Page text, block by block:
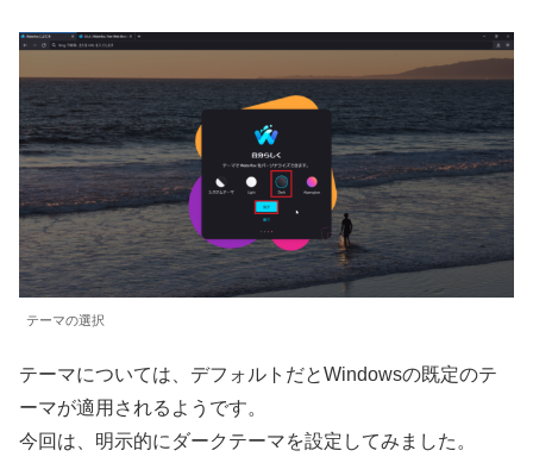
テーマの選択
テーマについては、デフォルトだとWindowsの既定のテ
ーマが適用されるようです。
今回は、明示的にダークテーマを設定してみました。